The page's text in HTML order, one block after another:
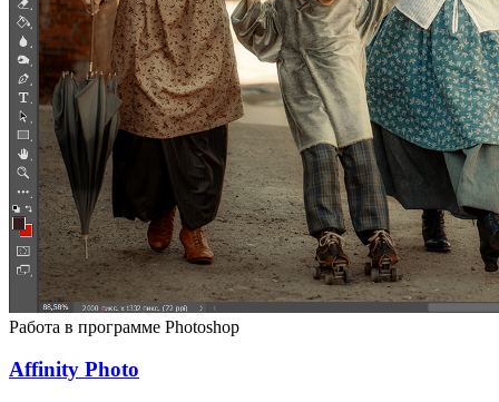
Работа в программе Photoshop
Affinity Photo